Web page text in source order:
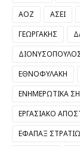
ΑΟΖ
ΑΣΕΙ
ΓΕΩΡΓΑΚΗΣ
ΕΘΝΟΦΥΛΑΚΗ
ΕΝΗΜΕΡΩΤΙΚΑ
ΕΡΓΑΣΙΑΚΟ
ΕΦΑΠΑΞ